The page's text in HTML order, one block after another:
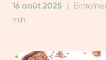
16 août 2025
min